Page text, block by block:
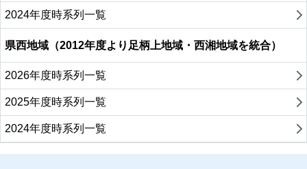
2024年度時系列一覧
県西地域（2012年度より足柄上地域・西湘地域を統合）
2026年度時系列一覧
2025年度時系列一覧
2024年度時系列一覧